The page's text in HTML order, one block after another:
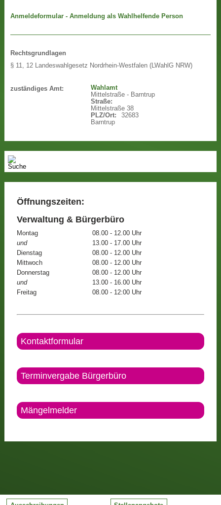
Anmeldeformular - Anmeldung als Wahlhelfende Person
Rechtsgrundlagen
§ 11, 12 Landeswahlgesetz Nordrhein-Westfalen (LWahlG NRW)
zuständiges Amt:
Wahlamt
Mittelstraße - Barntrup
Straße:
Mittelstraße 38
PLZ/Ort:
32683
Barntrup
Öffnungszeiten:
Verwaltung & Bürgerbüro
Montag
08.00 - 12.00 Uhr
und
13.00 - 17.00 Uhr
Dienstag
08.00 - 12.00 Uhr
Mittwoch
08.00 - 12.00 Uhr
Donnerstag
08.00 - 12.00 Uhr
und
13.00 - 16.00 Uhr
Freitag
08.00 - 12:00 Uhr
Kontaktformular
Terminvergabe Bürgerbüro
Mängelmelder